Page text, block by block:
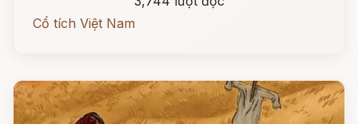
Cổ tích Việt Nam